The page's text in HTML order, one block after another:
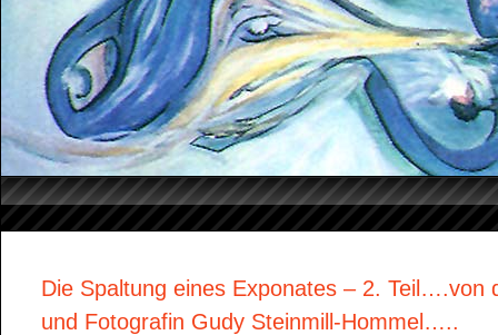
Die Spaltung eines Exponates – 2. Teil….von
und Fotografin Gudy Steinmill-Hommel…..